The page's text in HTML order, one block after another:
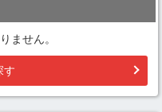
ません。
す